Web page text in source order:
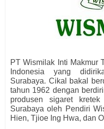
PT Wismilak Inti Makmur
Indonesia yang
Surabaya. Cikal bakal
tahun 1962 dengan
produsen sigaret
Surabaya oleh Pendiri
Hien, Tjioe Ing Hwa, dan